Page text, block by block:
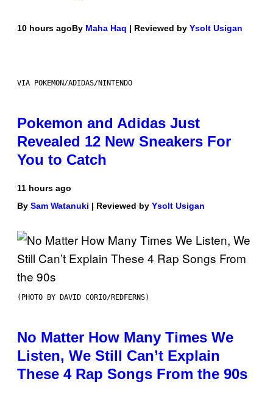
10 hours agoBy Maha Haq | Reviewed by Ysolt Usigan
VIA POKEMON/ADIDAS/NINTENDO
Pokemon and Adidas Just
Revealed 12 New Sneakers For
You to Catch
11 hours ago
By Sam Watanuki | Reviewed by Ysolt Usigan
(PHOTO BY DAVID CORIO/REDFERNS)
No Matter How Many Times We
Listen, We Still Can’t Explain
These 4 Rap Songs From the 90s